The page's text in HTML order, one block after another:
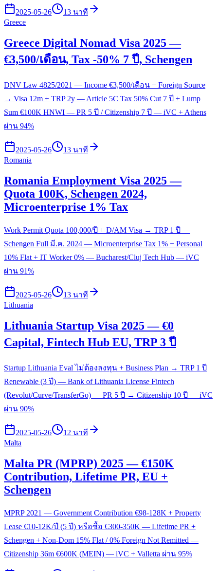
2025-05-26
13 นาที
Greece
Greece Digital Nomad Visa 2025 —
€3,500/เดือน, Tax -50% 7 ปี, Schengen
DNV Law 4825/2021 — Income €3,500/เดือน + Foreign Source
→ Visa 12m + TRP 2y — Article 5C Tax 50% Cut 7 ปี + Lump
Sum €100K HNWI — PR 5 ปี / Citizenship 7 ปี — iVC + Athens
ผ่าน 94%
2025-05-26
13 นาที
Romania
Romania Employment Visa 2025 —
Quota 100K, Schengen 2024,
Microenterprise 1% Tax
Work Permit Quota 100,000/ปี + D/AM Visa → TRP 1 ปี —
Schengen Full มี.ค. 2024 — Microenterprise Tax 1% + Personal
10% Flat + IT Worker 0% — Bucharest/Cluj Tech Hub — iVC
ผ่าน 91%
2025-05-26
13 นาที
Lithuania
Lithuania Startup Visa 2025 — €0
Capital, Fintech Hub EU, TRP 3 ปี
Startup Lithuania Eval ไม่ต้องลงทุน + Business Plan → TRP 1 ปี
Renewable (3 ปี) — Bank of Lithuania License Fintech
(Revolut/Curve/TransferGo) — PR 5 ปี → Citizenship 10 ปี — iVC
ผ่าน 90%
2025-05-26
12 นาที
Malta
Malta PR (MPRP) 2025 — €150K
Contribution, Lifetime PR, EU +
Schengen
MPRP 2021 — Government Contribution €98-128K + Property
Lease €10-12K/ปี (5 ปี) หรือซื้อ €300-350K — Lifetime PR +
Schengen + Non-Dom 15% Flat / 0% Foreign Not Remitted —
Citizenship 36m €600K (MEIN) — iVC + Valletta ผ่าน 95%